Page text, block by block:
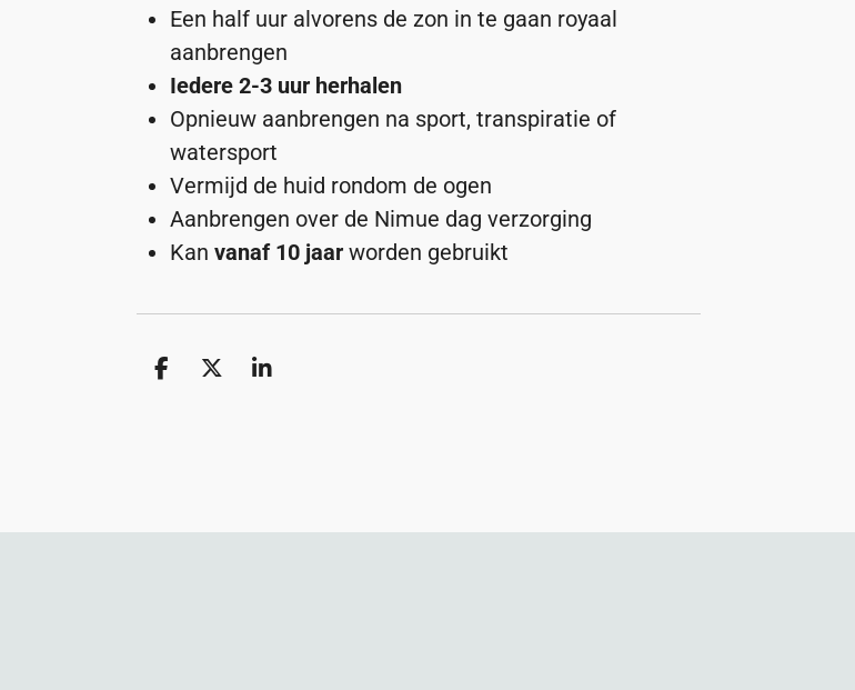
Een half uur alvorens de zon in te gaan royaal
aanbrengen
Iedere 2-3 uur herhalen
Opnieuw aanbrengen na sport, transpiratie of
watersport
Vermijd de huid rondom de ogen
Aanbrengen over de Nimue dag verzorging
Kan vanaf 10 jaar worden gebruikt
D
D
S